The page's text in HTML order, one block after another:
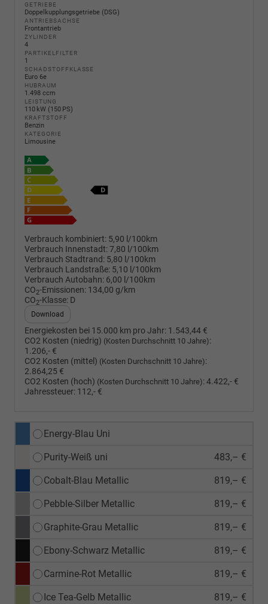
GETRIEBE
Doppelkupplungsgetriebe (DSG)
ANTRIEBSACHSE
Frontantrieb
ZYLINDER
4
PARTIKELFILTER
1
SCHADSTOFFKLASSE
Euro 6e
HUBRAUM
1.498 ccm
LEISTUNG
110 kW (150 PS)
KRAFTSTOFF
Benzin
KATEGORIE
Limousine
Verbrauch kombiniert: 5,90 l/100km
Verbrauch Innenstadt:7,80 l/100km
Verbrauch Stadtrand: 5,80 l/100km
Verbrauch Landstraße: 5,10 l/100km
Verbrauch Autobahn: 6,00 l/100km
CO2-Emissionen: 134,00 g/km
CO2-Klasse: D
Download
Energiekosten bei 15.000 km pro Jahr: 1.543,44 €
CO2 Kosten (niedrig) (Kosten Durchschnitt 10 Jahre):
1.206,- €
CO2 Kosten (mittel) (Kosten Durchschnitt 10 Jahre):
2.864,25 €
CO2 Kosten (hoch) (Kosten Durchschnitt 10 Jahre):4.422,- €
Jahressteuer: 112,- €
Energy-Blau Uni
Purity-Weiß uni 483,– €
Cobalt-Blau Metallic 819,– €
Pebble-Silber Metallic 819,– €
Graphite-Grau Metallic 819,– €
Ebony-Schwarz Metallic 819,– €
Carmine-Rot Metallic 819,– €
Ice Tea-Gelb Metallic 819,– €